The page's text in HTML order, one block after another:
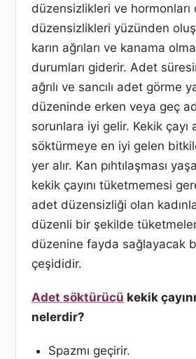
düzensizlikleri ve
düzensizlikleri yüzünden
karın ağrıları ve kanama
durumları giderir. Adet
ağrılı ve sancılı adet görme
düzeninde erken veya geç
sorunlara iyi gelir. Kekik çayı
söktürmeye en iyi gelen
yer alır. Kan pıhtılaşması
kekik çayını tüketmemesi
adet düzensizliği olan
düzenli bir şekilde
düzenine fayda sağlayacak
çeşididir.
Adet söktürücü kekik
nelerdir?
Spazmı geçirir.